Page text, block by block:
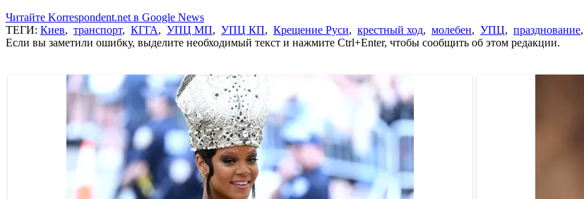
Читайте Korrespondent.net в Google News
ТЕГИ: Киев, транспорт, КГГА, УПЦ МП, УПЦ КП, Крещение Руси, крестный ход, молебен, УПЦ, празднование,
Если вы заметили ошибку, выделите необходимый текст и нажмите Ctrl+Enter, чтобы сообщить об этом редакции.